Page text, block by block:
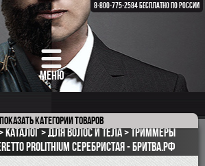
МЕНЮ
8-800-775-2584 БЕСПЛАТНО ПО РОССИИ
Показатькатегории товаров
ПОДАРОЧНЫЕ НАБОРЫ
ОПАСНЫЕ БРИТВЫ
РЕМНИ
Каталог для волос и тела
Триммеры
ProLithium серебристая - Бритва.рф